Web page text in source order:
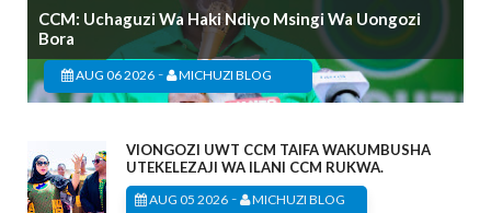
CCM: Uchaguzi Wa Haki Ndiyo Msingi Wa Uongozi
Bora
AUG 06 2026 - MICHUZI BLOG
VIONGOZI UWT CCM TAIFA WAKUMBUSHA
UTEKELEZAJI WA ILANI CCM RUKWA.
AUG 05 2026 - MICHUZI BLOG